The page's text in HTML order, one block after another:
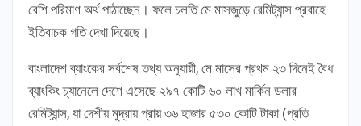
বেশি পরিমাণ অর্থ পাঠাচ্ছেন। ফলে চলতি মে মাসজুড়ে রেমিট্যান্স প্রবাহে
ইতিবাচক গতি দেখা দিয়েছে।
বাংলাদেশ ব্যাংকের সর্বশেষ তথ্য অনুযায়ী, মে মাসের প্রথম ২৩ দিনেই বৈধ
ব্যাংকিং চ্যানেলে দেশে এসেছে ২৯৭ কোটি ৬০ লাখ মার্কিন ডলার
রেমিট্যান্স, যা দেশীয় মুদ্রায় প্রায় ৩৬ হাজার ৫৩০ কোটি টাকা (প্রতি